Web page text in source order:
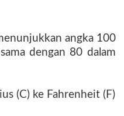
angka 100
dengan 80 dalam
(C) ke Fahrenheit (F)